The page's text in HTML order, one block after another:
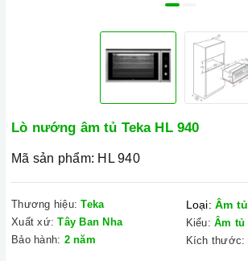
Lò nướng âm tủ Teka HL 940
Mã sản phẩm: HL 940
Thương hiệu: Teka
Xuất xứ: Tây Ban Nha
Bảo hành: 2 năm
Loại: Âm tủ
Kiểu: Âm tủ
Kích thước: